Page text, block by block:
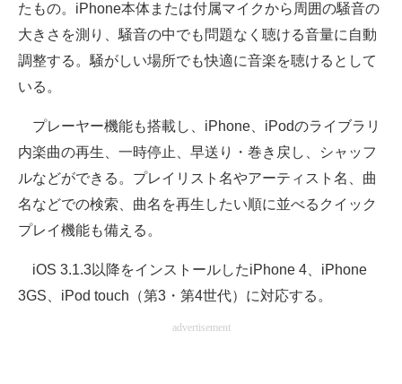
企業ITのトレンドを詳説
ITエンジニア向け専門サイト
企業向けIT製品の総合サイト
IT製品の技術・比較・事例
製造業のIT導入・活用を支援
モノづくり技術者専門サイト
たもの。iPhone本体または付属マイクから周囲の騒音の
大きさを測り、騒音の中でも問題なく聴ける音量に自動
調整する。騒がしい場所でも快適に音楽を聴けるとして
いる。
プレーヤー機能も搭載し、iPhone、iPodのライブラリ
内楽曲の再生、一時停止、早送り・巻き戻し、シャッフ
ルなどができる。プレイリスト名やアーティスト名、曲
名などでの検索、曲名を再生したい順に並べるクイック
プレイ機能も備える。
iOS 3.1.3以降をインストールしたiPhone 4、iPhone
3GS、iPod touch（第3・第4世代）に対応する。
advertisement